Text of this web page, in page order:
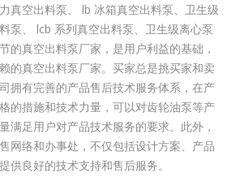
真空出料泵、 lb 冰箱真空出料泵、卫生级
泵、 lcb 系列真空出料泵、卫生级离心泵
的真空出料泵厂家，是用户利益的基础，
的真空出料泵厂家。买家总是挑买家和卖
拥有完善的产品售后技术服务体系，在产
的措施和技术力量，可以对齿轮油泵等产
满足用户对产品技术服务的要求。此外，
网络和办事处，不仅包括设计方案、产品
供良好的技术支持和售后服务。